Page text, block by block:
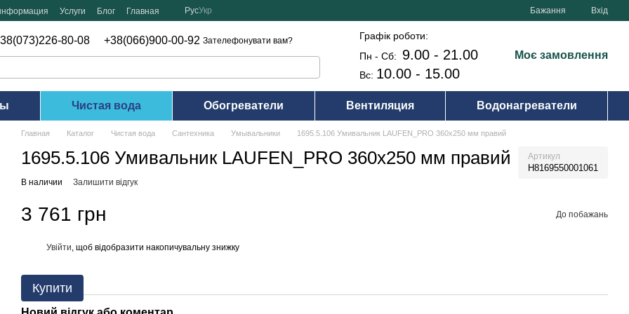
Услуги Блог Главная РусУкр Бажання Вхід
80-08 +38(066)900-00-92 Зателефонувати вам?
Графік роботи:
Пн - Сб: 9.00 - 21.00
Вс: 10.00 - 15.00
Моє замовлення
Чистая вода Обогреватели Вентиляция Водонагреватели
Главная Каталог Чистая вода Сантехника Умывальники 1695.5.106 Умивальник LAUFEN_PRO 360х250 мм правий
1695.5.106 Умивальник LAUFEN_PRO 360х250 мм правий Артикул
H8169550001061
В наличии Залишити відгук
3 761 грн До побажань
Увійти , щоб відобразити накопичувальну знижку
Купити